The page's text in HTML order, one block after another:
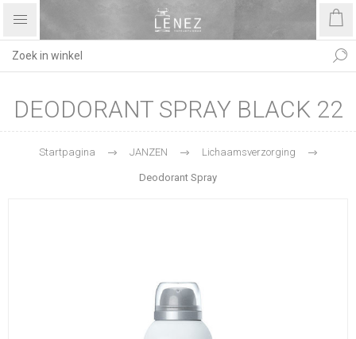
DEODORANT SPRAY BLACK 22
Startpagina JANZEN Lichaamsverzorging
Deodorant Spray